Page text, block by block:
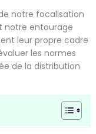
notre focalisation
notre entourage
leur propre cadre
les normes
de la distribution